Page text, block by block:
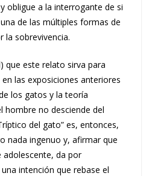
obligue a la interrogante de si
de las múltiples formas de
la sobrevivencia.
que este relato sirva para
las exposiciones anteriores
los gatos y la teoría
hombre no desciende del
del gato” es, entonces,
nada ingenuo y, afirmar que
adolescente, da por
intención que rebase el